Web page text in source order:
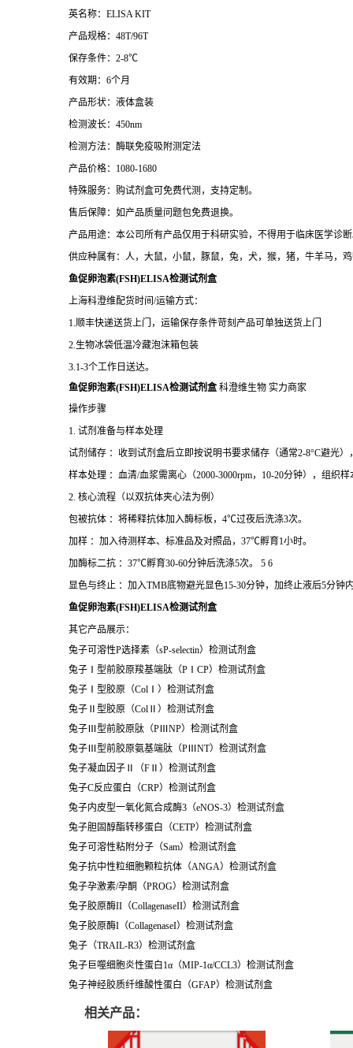
英名称：ELISA KIT
产品规格：48T/96T
保存条件：2-8℃
有效期：6个月
产品形状：液体盒装
检测波长：450nm
检测方法：酶联免疫吸附测定法
产品价格：1080-1680
特殊服务：购试剂盒可免费代测，支持定制。
售后保障：如产品质量问题包免费退换。
产品用途：本公司所有产品仅用于科研实验，不得用于临床医学诊
供应种属有：人，大鼠，小鼠，豚鼠，兔，犬，猴，猪，牛羊马，
鱼促卵泡素(FSH)ELISA检测试剂盒
上海科澄维配货时间/运输方式：
1.顺丰快递送货上门，运输保存条件苛刻产品可单独送货上门
2.生物冰袋低温冷藏泡沫箱包装
3.1-3个工作日送达。
鱼促卵泡素(FSH)ELISA检测试剂盒 科澄维生物 实力商家
操作步骤
1. 试剂准备与样本处理
试剂储存 ：收到试剂盒后立即按说明书要求储存（通常2-8°C避光
样本处理 ：血清/血浆需离心（2000-3000rpm，10-20分钟），组织
2. 核心流程（以双抗体夹心法为例）
包被抗体 ：将稀释抗体加入酶标板，4℃过夜后洗涤3次。
加样 ：加入待测样本、标准品及对照品，37℃孵育1小时。
加酶标二抗 ：37℃孵育30-60分钟后洗涤5次。 5 6
显色与终止 ：加入TMB底物避光显色15-30分钟，加终止液后5分钟
鱼促卵泡素(FSH)ELISA检测试剂盒
其它产品展示：
兔子可溶性P选择素（sP-selectin）检测试剂盒
兔子
型前胶原羧基端肽（PⅠCP）检测试剂盒
兔子
型胶原 （Col Ⅰ）检测试剂盒
兔子
型胶原（ColⅡ）检测试剂盒
兔子
型前胶原肽 （P NP）检测试剂盒
兔子
型前胶原氨基端肽 （P ⅢNT）检测试剂盒
兔子凝血因子
（F Ⅱ）检测试剂盒
兔子C反应蛋白（CRP）检测试剂盒
兔子内皮型一氧化氮合成酶3 （eNOS-3）检测试剂盒
兔子胆固醇酯转移蛋白（CETP）检测试剂盒
兔子可溶性粘附分子（Sam）检测试剂盒
兔子抗中性粒细胞颗粒抗体（ANGA）检测试剂盒
兔子孕激素/孕酮（PROG）检测试剂盒
兔子胶原酶II （CollagenaseII）检测试剂盒
兔子胶原酶I （CollagenaseI）检测试剂盒
兔子 （TRAIL-R3）检测试剂盒
兔子巨噬细胞炎性蛋白 1α（MIP-1α/CCL3）检测试剂盒
兔子神经胶质纤维酸性蛋白（GFAP）检测试剂盒
相关产品：